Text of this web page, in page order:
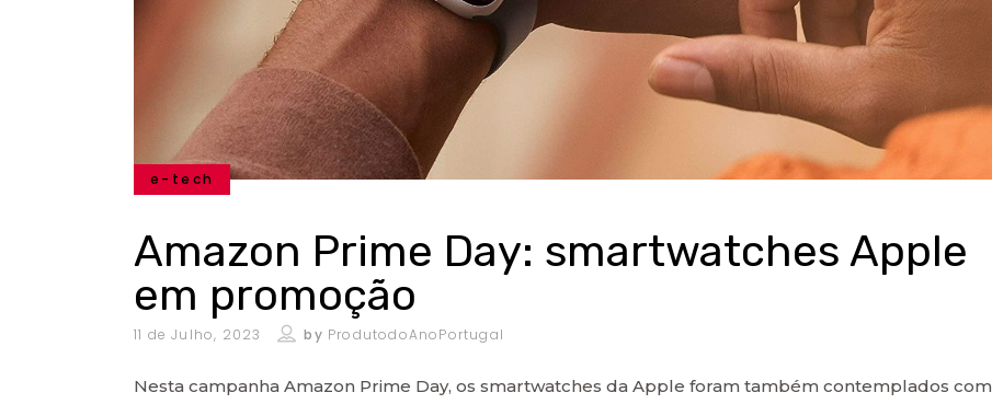
e-tech
Amazon Prime Day: smartwatches Apple
em promoção
11 de Julho, 2023 by ProdutodoAnoPortugal
Nesta campanha Amazon Prime Day, os smartwatches da Apple foram também contemplados com